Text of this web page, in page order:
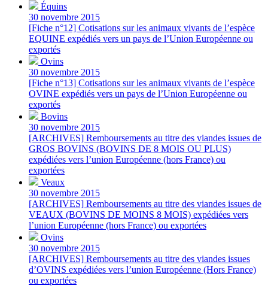
Équins
30 novembre 2015
[Fiche n°12] Cotisations sur les animaux vivants de l’espèce
EQUINE expédiés vers un pays de l’Union Européenne ou
exportés
Ovins
30 novembre 2015
[Fiche n°13] Cotisations sur les animaux vivants de l’espèce
OVINE expédiés vers un pays de l’Union Européenne ou
exportés
Bovins
30 novembre 2015
[ARCHIVES] Remboursements au titre des viandes issues de
GROS BOVINS (BOVINS DE 8 MOIS OU PLUS)
expédiées vers l’union Européenne (hors France) ou
exportées
Veaux
30 novembre 2015
[ARCHIVES] Remboursements au titre des viandes issues de
VEAUX (BOVINS DE MOINS 8 MOIS) expédiées vers
l’union Européenne (hors France) ou exportées
Ovins
30 novembre 2015
[ARCHIVES] Remboursements au titre des viandes issues
d’OVINS expédiées vers l’union Européenne (Hors France)
ou exportées